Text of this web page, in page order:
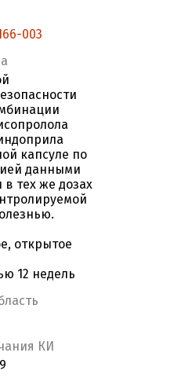
003
капсуле по
данными
тех же дозах
открытое
12 недель
КИ